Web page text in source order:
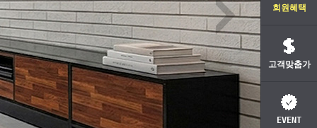
회원혜택
고객맞춤가
EVENT